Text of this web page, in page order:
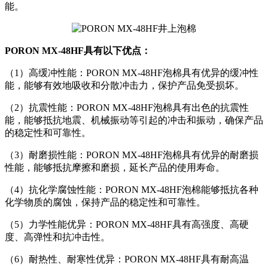
能。
PORON MX-48HF具有以下优点：
（1）高缓冲性能：PORON MX-48HF泡棉具有优异的缓冲性
能，能够有效地吸收和分散冲击力，保护产品免受损坏。
（2）抗震性能：PORON MX-48HF泡棉具有出色的抗震性
能，能够抵抗地震、机械振动等引起的冲击和振动，确保产品
的稳定性和可靠性。
（3）耐磨损性能：PORON MX-48HF泡棉具有优异的耐磨损
性能，能够抵抗摩擦和磨损，延长产品的使用寿命。
（4）抗化学腐蚀性能：PORON MX-48HF泡棉能够抵抗各种
化学物质的腐蚀，保持产品的稳定性和可靠性。
（5）力学性能优异：PORON MX-48HF具有高强度、高硬
度、高弹性和抗冲击性。
（6）耐热性、耐寒性优异：PORON MX-48HF具有耐高温